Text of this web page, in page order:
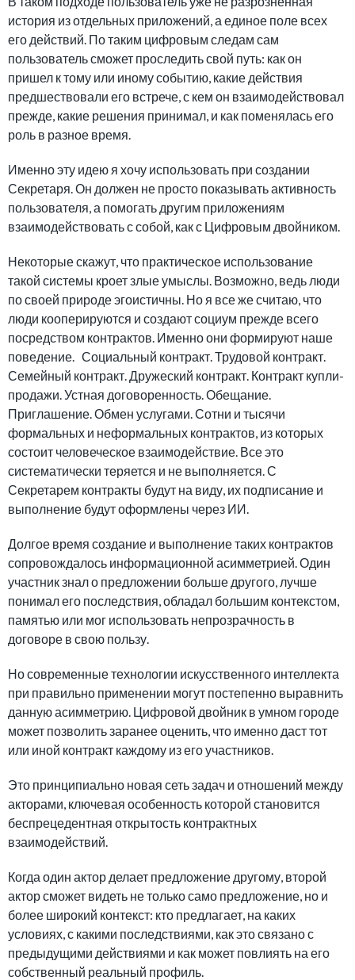
история из отдельных приложений, а единое поле всех
его действий. По таким цифровым следам сам
пользователь сможет проследить свой путь: как он
пришел к тому или иному событию, какие действия
предшествовали его встрече, с кем он взаимодействовал
прежде, какие решения принимал, и как поменялась его
роль в разное время.
Именно эту идею я хочу использовать при создании
Секретаря. Он должен не просто показывать активность
пользователя, а помогать другим приложениям
взаимодействовать с собой, как с Цифровым двойником.
Некоторые скажут, что практическое использование
такой системы кроет злые умыслы. Возможно, ведь люди
по своей природе эгоистичны. Но я все же считаю, что
люди кооперируются и создают социум прежде всего
посредством контрактов. Именно они формируют наше
поведение. Социальный контракт. Трудовой контракт.
Семейный контракт. Дружеский контракт. Контракт купли-
продажи. Устная договоренность. Обещание.
Приглашение. Обмен услугами. Сотни и тысячи
формальных и неформальных контрактов, из которых
состоит человеческое взаимодействие. Все это
систематически теряется и не выполняется. С
Секретарем контракты будут на виду, их подписание и
выполнение будут оформлены через ИИ.
Долгое время создание и выполнение таких контрактов
сопровождалось информационной асимметрией. Один
участник знал о предложении больше другого, лучше
понимал его последствия, обладал большим контекстом,
памятью или мог использовать непрозрачность в
договоре в свою пользу.
Но современные технологии искусственного интеллекта
при правильно применении могут постепенно выравнить
данную асимметрию. Цифровой двойник в умном городе
может позволить заранее оценить, что именно даст тот
или иной контракт каждому из его участников.
Это принципиально новая сеть задач и отношений между
акторами, ключевая особенность которой становится
беспрецедентная открытость контрактных
взаимодействий.
Когда один актор делает предложение другому, второй
актор сможет видеть не только само предложение, но и
более широкий контекст: кто предлагает, на каких
условиях, с какими последствиями, как это связано с
предыдущими действиями и как может повлиять на его
собственный реальный профиль.